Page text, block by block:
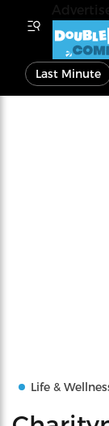
Last Minute
Life &